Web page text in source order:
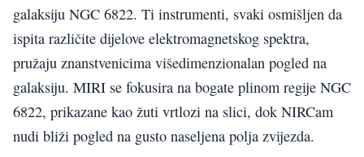
galaksiju NGC 6822. Ti instrumenti, svaki osmišljen da
ispita različite dijelove elektromagnetskog spektra,
pružaju znanstvenicima višedimenzionalan pogled na
galaksiju. MIRI se fokusira na bogate plinom regije NGC
6822, prikazane kao žuti vrtlozi na slici, dok NIRCam
nudi bliži pogled na gusto naseljena polja zvijezda.